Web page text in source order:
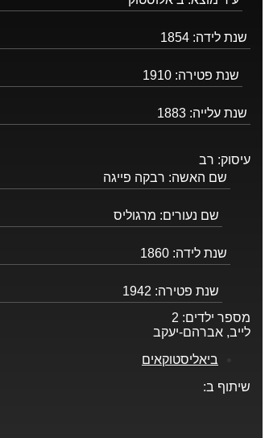
שנת לידה: 1854
שנת פטירה: 1910
שנת עלייה: 1883
עיסוק: רב
שם האשה: רבקה פייגה
שם נעורים: מרגוליס
שנת לידה: 1860
שנת פטירה: 1942
מספר ילדים: 2
לייב, אברהם-יעקב
ביאליסטוקאים
שיתוף ב: